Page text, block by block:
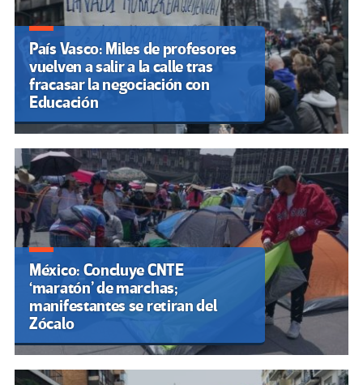
País Vasco: Miles de profesores
vuelven a salir a la calle tras
fracasar la negociación con
Educación
México: Concluye CNTE
‘maratón’ de marchas;
manifestantes se retiran del
Zócalo